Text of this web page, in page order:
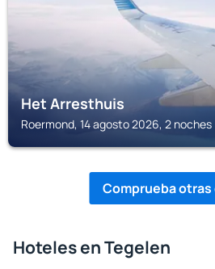
Het Arresthuis
Roermond, 14 agosto 2026, 2 noches
Comprueba
Hoteles en Tegelen